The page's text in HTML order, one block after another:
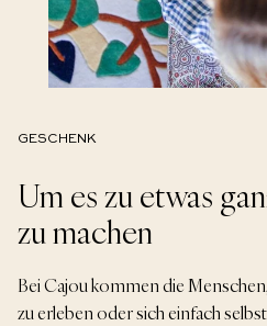
GESCHENK
Um es zu etwas
zu machen
Bei Cajou kommen die
zu erleben oder sich einfach